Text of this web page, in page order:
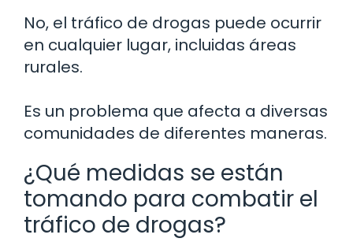
No, el tráfico de drogas puede ocurrir
en cualquier lugar, incluidas áreas
rurales.
Es un problema que afecta a diversas
comunidades de diferentes maneras.
¿Qué medidas se están
tomando para combatir el
tráfico de drogas?